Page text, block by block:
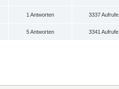
1 Antworten 3337 Aufrufe
5 Antworten 3341 Aufrufe